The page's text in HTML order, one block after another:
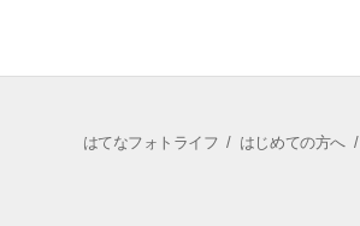
はてなフォトライフ / はじめての方へ/